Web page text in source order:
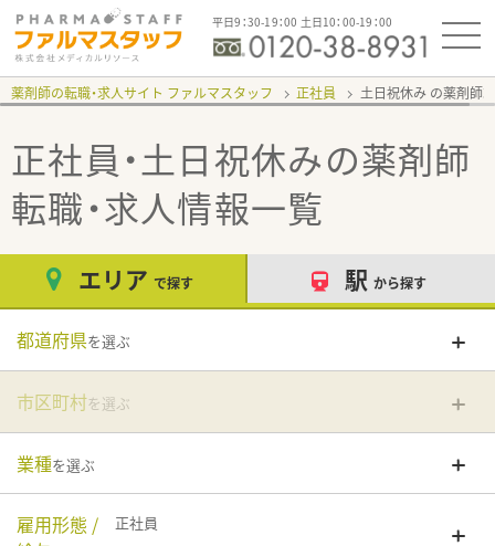
平日9：30-19：00 土日10：00-19：00
薬剤師の転職・求人サイト ファルマスタッフ 正社員 土日祝休み
正社員・土日祝休みの薬剤師
転職・求人情報一覧
エリア で探す 駅 から探す
都道府県を選ぶ
市区町村を選ぶ
業種を選ぶ
雇用形態 /
正社員